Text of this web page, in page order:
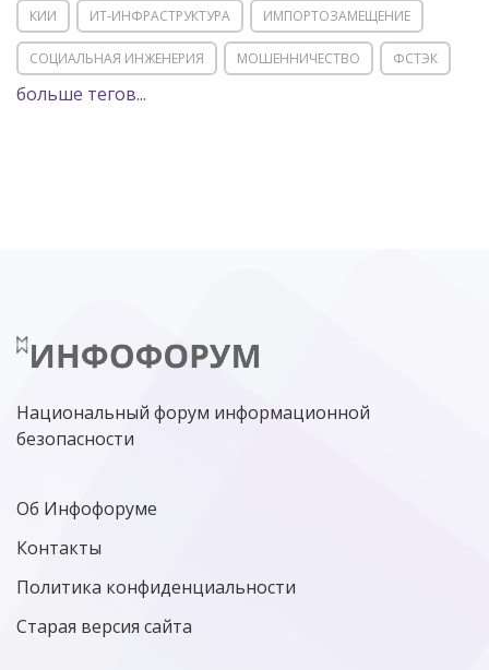
КИИ ИТ-ИНФРАСТРУКТУРА ИМПОРТОЗАМЕЩЕНИЕ
СОЦИАЛЬНАЯ ИНЖЕНЕРИЯ МОШЕННИЧЕСТВО ФСТЭК
POSITIVE TECHNOLOGIES
МИНЦИФРЫ РОССИИ NGFW
больше тегов...
Национальный форум информационной
безопасности
Об Инфофоруме
Контакты
Политика конфиденциальности
Старая версия сайта